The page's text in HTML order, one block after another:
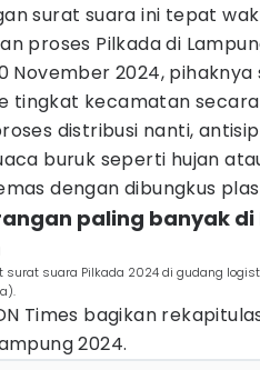
surat suara ini tepat
proses Pilkada di
November 2024,
tingkat kecamatan
distribusi nanti,
buruk seperti hujan
dengan dibungkus
paling banyak
surat suara Pilkada 2024 di gudang
Times bagikan
2024.